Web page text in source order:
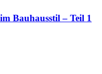
Bauhausstil – Teil 1